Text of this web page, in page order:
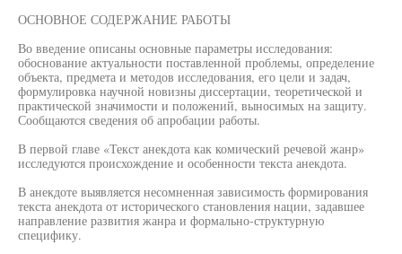
ОСНОВНОЕ СОДЕРЖАНИЕ РАБОТЫ
Во введение описаны основные параметры исследования:
обоснование актуальности поставленной проблемы, определение
объекта, предмета и методов исследования, его цели и задач,
формулировка научной новизны диссертации, теоретической и
практической значимости и положений, выносимых на защиту.
Сообщаются сведения об апробации работы.
В первой главе «Текст анекдота как комический речевой жанр»
исследуются происхождение и особенности текста анекдота.
В анекдоте выявляется несомненная зависимость формирования
текста анекдота от исторического становления нации, задавшее
направление развития жанра и формально-структурную
специфику.